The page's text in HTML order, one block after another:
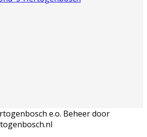
e.o. Beheer door